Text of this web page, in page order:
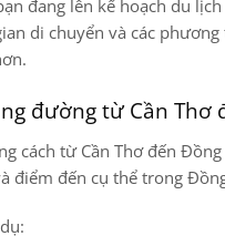
đang lên kế hoạch du
di chuyển và các phương
đường từ Cần Thơ
cách từ Cần Thơ đến
điểm đến cụ thể trong